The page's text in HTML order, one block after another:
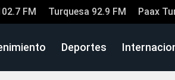
FM Turquesa 92.9 FM Paax
Deportes